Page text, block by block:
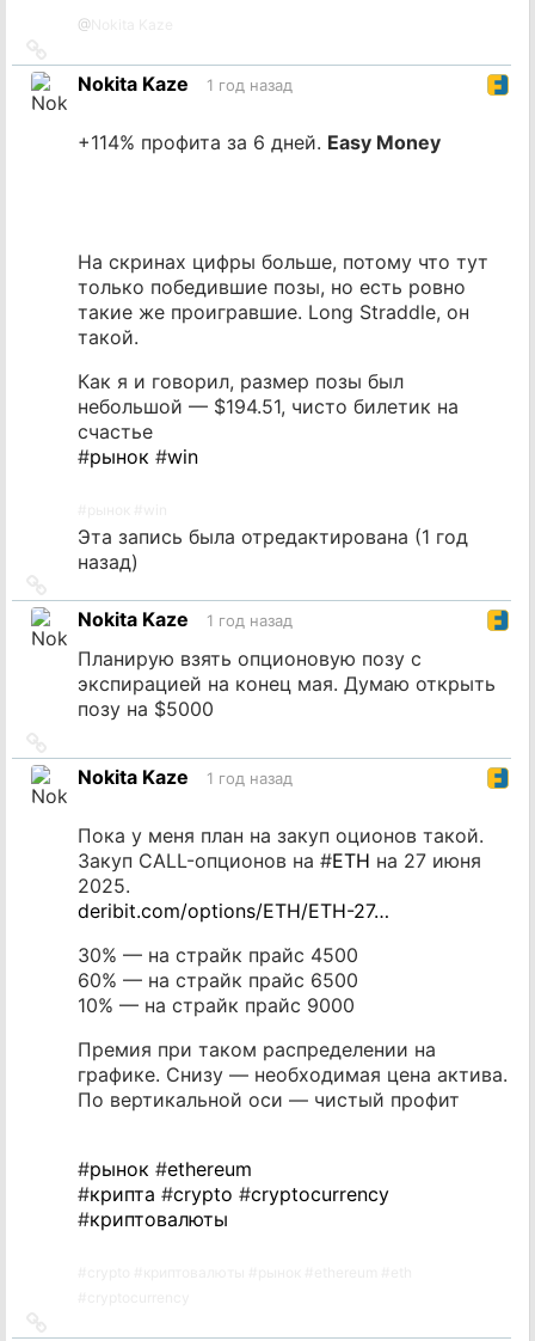
@
на
источник
Nokita Kaze 1 год назад
+114% профита за 6 дней. Easy Money
На скринах цифры больше, потому что тут
только победившие позы, но есть ровно
такие же проигравшие. Long Straddle, он
такой.
Как я и говорил, размер позы был
небольшой — $194.51, чисто билетик на
счастье
#рынок #win
Эта запись была отредактирована (1 год
назад)
на
источник
Nokita Kaze 1 год назад
Планирую взять опционовую позу с
экспирацией на конец мая. Думаю открыть
позу на $5000
на
источник
Nokita Kaze 1 год назад
Пока у меня план на закуп оционов такой.
Закуп CALL-опционов на #ETH на 27 июня
2025.
deribit.com/options/ETH/ETH-27…
30% — на страйк прайс 4500
60% — на страйк прайс 6500
10% — на страйк прайс 9000
Премия при таком распределении на
графике. Снизу — необходимая цена актива.
По вертикальной оси — чистый профит
#рынок #ethereum
#крипта #crypto #cryptocurrency
#криптовалюты